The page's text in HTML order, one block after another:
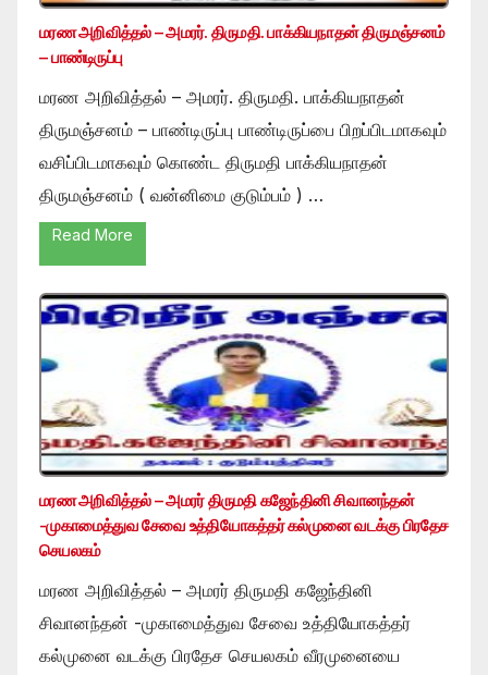
மரண அறிவித்தல் – அமரர். திருமதி. பாக்கியநாதன் திருமஞ்சனம்
– பாண்டிருப்பு
மரண அறிவித்தல் – அமரர். திருமதி. பாக்கியநாதன்
திருமஞ்சனம் – பாண்டிருப்பு பாண்டிருப்பை பிறப்பிடமாகவும்
வசிப்பிடமாகவும் கொண்ட திருமதி பாக்கியநாதன்
திருமஞ்சனம் ( வன்னிமை குடும்பம் ) …
Read More
மரண அறிவித்தல் – அமரர் திருமதி கஜேந்தினி சிவானந்தன்
-முகாமைத்துவ சேவை உத்தியோகத்தர் கல்முனை வடக்கு பிரதேச
செயலகம்
மரண அறிவித்தல் – அமரர் திருமதி கஜேந்தினி
சிவானந்தன் -முகாமைத்துவ சேவை உத்தியோகத்தர்
கல்முனை வடக்கு பிரதேச செயலகம் வீரமுனையை